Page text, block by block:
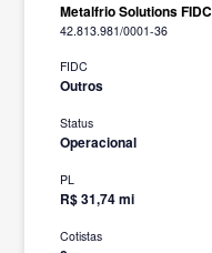
Metalfrio Solutions FIDC
42.813.981/0001-36
FIDC
Outros
Status
Operacional
PL
R$ 31,74 mi
Cotistas